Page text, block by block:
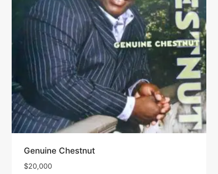
Genuine Chestnut
$20,000